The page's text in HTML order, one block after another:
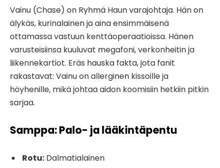
Vainu (Chase) on Ryhmä Haun varajohtaja. Hän on
älykäs, kurinalainen ja aina ensimmäisenä
ottamassa vastuun kenttäoperaatioissa. Hänen
varusteisiinsa kuuluvat megafoni, verkonheitin ja
liikennekartiot. Eräs hauska fakta, jota fanit
rakastavat: Vainu on allerginen kissoille ja
höyhenille, mikä johtaa aidon koomisiin hetkiin pitkin
sarjaa.
Samppa: Palo- ja lääkintäpentu
Rotu: Dalmatialainen